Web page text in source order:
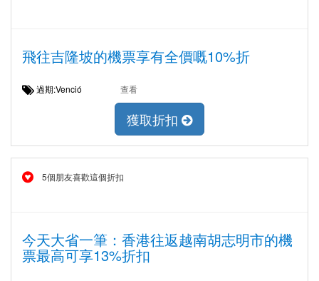
飛往吉隆坡的機票享有全價嘅10%折
過期:Venció 查看
獲取折扣
5個朋友喜歡這個折扣
今天大省一筆：香港往返越南胡志明市的機
票最高可享13%折扣